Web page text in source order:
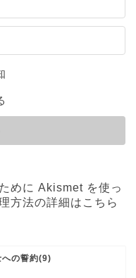
めに Akismet を使っ
方法の詳細はこちら
への誓約(9)